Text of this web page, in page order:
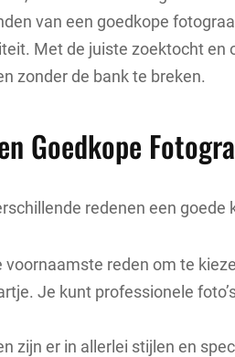
van een goedkope
Met de juiste zoektocht en
zonder de bank te breken.
Goedkope
redenen een goede
voornaamste reden om te
Je kunt professionele
zijn er in allerlei stijlen en